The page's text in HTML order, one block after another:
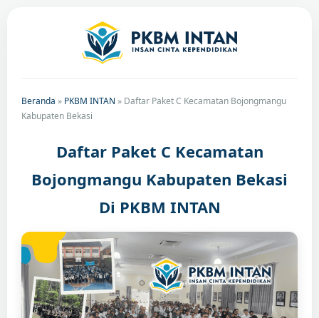
Beranda » PKBM INTAN » Daftar Paket C Kecamatan Bojongmangu
Kabupaten Bekasi
Daftar Paket C Kecamatan
Bojongmangu Kabupaten Bekasi
Di PKBM INTAN